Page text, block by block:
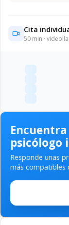
Cita
50 min ·
psicólogo
Responde unas
más compatibles